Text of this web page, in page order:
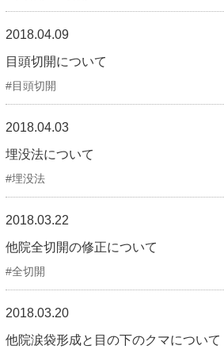
2018.04.09
目頭切開について
目頭切開
2018.04.03
埋没法について
埋没法
2018.03.22
他院全切開の修正について
全切開
2018.03.20
他院涙袋形成と目の下のクマについて